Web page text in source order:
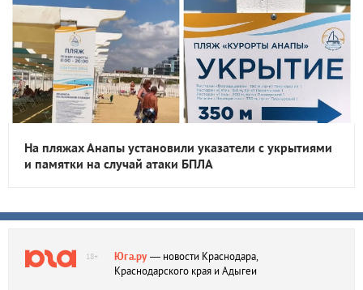
На пляжах Анапы установили указатели с укрытиями
и памятки на случай атаки БПЛА
18+ Юга.ру— новости Краснодара,
Краснодарского края и Адыгеи